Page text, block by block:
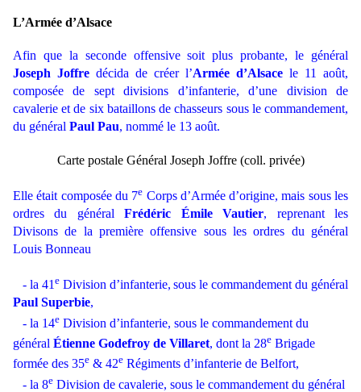
L’Armée d’Alsace
Afin que la seconde offensive soit plusprobante, le général
Joseph Joffre décida de créer l’Armée d’Alsace le 11 août,
composée de sept divisions d’infanterie, d’une division de
cavalerie et de six bataillons de chasseurs sous le commandement,
du général Paul Pau, nommé le 13 août.
Carte postale Général Joseph Joffre (coll. privée)
Elle était composée du 7e Corps d’Armée d’origine, mais sous les
ordres du généralFrédéric Émile Vautier, reprenant les
Divisons de la première offensive sous les ordres du général
Louis Bonneau
- la 41e Division d’infanterie, sous le commandement du général
Paul Superbie,
- la 14e Division d’infanterie, sous le commandement du
général Étienne Godefroy de Villaret, dont la 28e Brigade
formée des 35e & 42e Régiments d’infanterie de Belfort,
- la 8e Division de cavalerie, sous le commandement du général